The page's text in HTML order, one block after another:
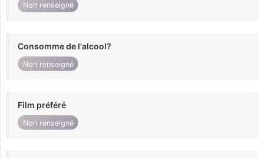
Non renseigné
Consomme de l'alcool?
Non renseigné
Film préféré
Non renseigné